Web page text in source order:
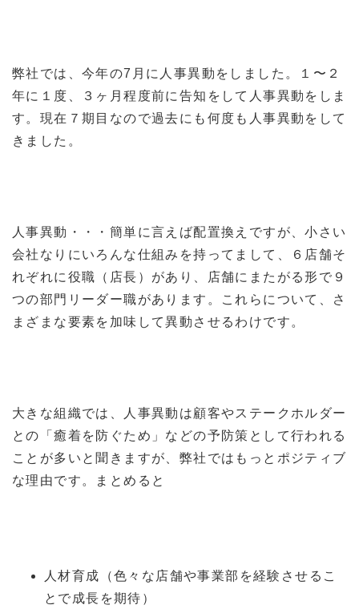
弊社では、今年の7月に人事異動をしました。１〜２
年に１度、３ヶ月程度前に告知をして人事異動をしま
す。現在７期目なので過去にも何度も人事異動をして
きました。
人事異動・・・簡単に言えば配置換えですが、小さい
会社なりにいろんな仕組みを持ってまして、６店舗そ
れぞれに役職（店長）があり、店舗にまたがる形で９
つの部門リーダー職があります。これらについて、さ
まざまな要素を加味して異動させるわけです。
大きな組織では、人事異動は顧客やステークホルダー
との「癒着を防ぐため」などの予防策として行われる
ことが多いと聞きますが、弊社ではもっとポジティブ
な理由です。まとめると
人材育成（色々な店舗や事業部を経験させるこ
とで成長を期待）